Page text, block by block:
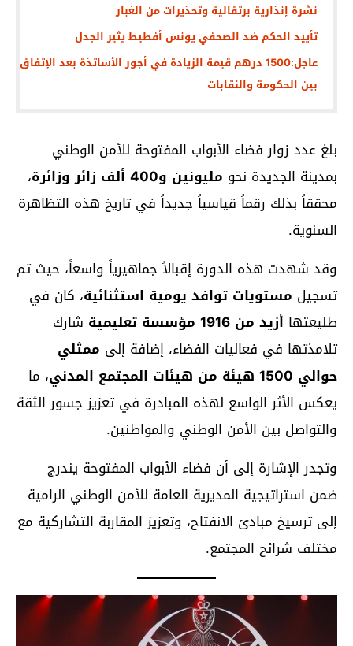
نشرة إنذارية برتقالية وتحذيرات من الغبار
تأييد الحكم ضد الصحفي يونس أفطيط يثير الجدل
عاجل:1500 درهم قيمة الزيادة في أجور الأساتذة بعد الإتفاق
بين الحكومة والنقابات
بلغ عدد زوار فضاء الأبواب المفتوحة للأمن الوطني
بمدينة الجديدة نحو مليونين و400 ألف زائر وزائرة
،
محققاً بذلك رقماً قياسياً جديداً في تاريخ هذه التظاهرة
السنوية.
وقد شهدت هذه الدورة إقبالاً جماهيرياً واسعاً، حيث تم
تسجيل مستويات توافد يومية استثنائية، كان في
طليعتها أزيد من 1916 مؤسسة تعليمية
شارك
تلامذتها في فعاليات الفضاء، إضافة إلى ممثلي
حوالي 1500 هيئة من هيئات المجتمع المدني
، ما
يعكس الأثر الواسع لهذه المبادرة في تعزيز جسور الثقة
والتواصل بين الأمن الوطني والمواطنين.
وتجدر الإشارة إلى أن فضاء الأبواب المفتوحة يندرج
ضمن استراتيجية المديرية العامة للأمن الوطني الرامية
إلى ترسيخ مبادئ الانفتاح، وتعزيز المقاربة التشاركية مع
مختلف شرائح المجتمع.